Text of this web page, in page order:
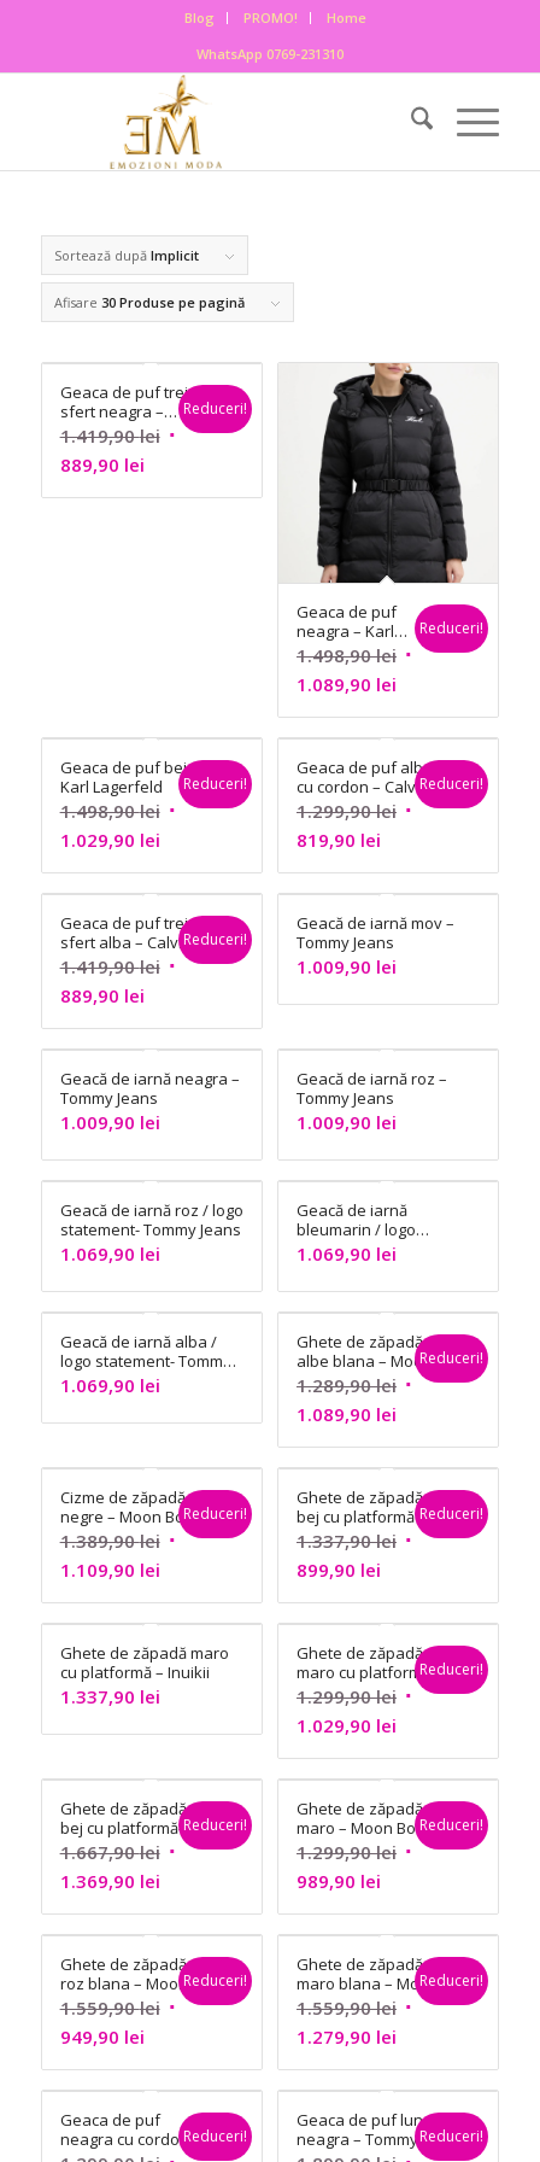
Blog PROMO!
Home
WhatsApp 0769-231310
Sortează după Implicit
Afisare 30 Produse pe pagină
Geaca de puf trei-
sfert neagra –
Calvin Klein
1.419,90lei Prețul
a
889,90 leiPrețul
curent
Reduceri!
Geaca de puf
neagra – Karl
Lagerfeld
1.498,90lei Prețul
a
fost:
1.498,90 lei.
1.089,90 leiPrețul
curent
este:
1.089,90 lei.
Reduceri!
Geaca de puf bej –
Karl Lagerfeld
1.498,90lei Prețul
a
fost:
1.498,90 lei.
1.029,90 leiPrețul
curent
este:
1.029,90 lei.
Reduceri!
Geaca de puf alba
cu cordon – Calvin
Klein
1.299,90lei Prețul
a
fost:
1.299,90 lei.
819,90 leiPrețul
curent
este:
819,90 lei.
Reduceri!
Geaca de puf trei-
sfert alba – Calvin
Klein
1.419,90lei Prețul
a
fost:
1.419,90 lei.
889,90 leiPrețul
curent
este:
889,90 lei.
Reduceri!
Geacă de iarnă mov –
Tommy Jeans
1.009,90 lei
Geacă de iarnă neagra –
Tommy Jeans
1.009,90 lei
Geacă de iarnă roz –
Tommy Jeans
1.009,90 lei
Geacă de iarnă roz / logo
statement- Tommy Jeans
1.069,90 lei
Geacă de iarnă
bleumarin / logo
statement- Tommy Jeans
1.069,90 lei
Geacă de iarnă alba /
logo statement- Tommy
Jeans
1.069,90 lei
Ghete de zăpadă
albe blana – Moon
Boot
1.289,90lei Prețul
a
fost:
1.289,90 lei.
1.089,90 leiPrețul
curent
este:
1.089,90 lei.
Reduceri!
Cizme de zăpadă
negre – Moon Boot
1.389,90lei Prețul
a
fost:
1.389,90 lei.
1.109,90 leiPrețul
curent
este:
1.109,90 lei.
Reduceri!
Ghete de zăpadă
bej cu platformă –
Inuikii
1.337,90lei Prețul
a
fost:
1.337,90 lei.
899,90 leiPrețul
curent
este:
899,90 lei.
Reduceri!
Ghete de zăpadă maro
cu platformă – Inuikii
1.337,90 lei
Ghete de zăpadă
maro cu platformă
– Inuikii
1.299,90lei Prețul
a
fost:
1.299,90 lei.
1.029,90 leiPrețul
curent
este:
1.029,90 lei.
Reduceri!
Ghete de zăpadă
bej cu platformă-
Inuikii
1.667,90lei Prețul
a
fost:
1.667,90 lei.
1.369,90 leiPrețul
curent
este:
1.369,90 lei.
Reduceri!
Ghete de zăpadă
maro – Moon Boot
1.299,90lei Prețul
a
fost:
1.299,90 lei.
989,90 leiPrețul
curent
este:
989,90 lei.
Reduceri!
Ghete de zăpadă
roz blana – Moon
Boot
1.559,90lei Prețul
a
fost:
1.559,90 lei.
949,90 leiPrețul
curent
este:
949,90 lei.
Reduceri!
Ghete de zăpadă
maro blana – Moon
Boot
1.559,90lei Prețul
a
fost:
1.559,90 lei.
1.279,90 leiPrețul
curent
este:
1.279,90 lei.
Reduceri!
Geaca de puf
neagra cu cordon –Reduceri!
Geaca de puf lungă
neagra – TommyReduceri!